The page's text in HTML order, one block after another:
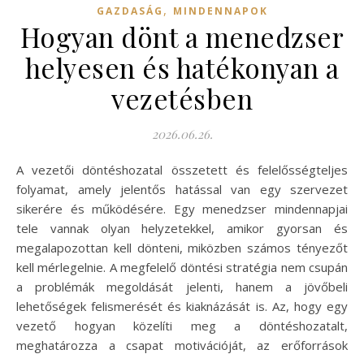
GAZDASÁG , MINDENNAPOK
Hogyan dönt a menedzser
helyesen és hatékonyan a
vezetésben
2026.06.26.
A vezetői döntéshozatal összetett és felelősségteljes
folyamat, amely jelentős hatással van egy szervezet
sikerére és működésére. Egy menedzser mindennapjai
tele vannak olyan helyzetekkel, amikor gyorsan és
megalapozottan kell dönteni, miközben számos tényezőt
kell mérlegelnie. A megfelelő döntési stratégia nem csupán
a problémák megoldását jelenti, hanem a jövőbeli
lehetőségek felismerését és kiaknázását is. Az, hogy egy
vezető hogyan közelíti meg a döntéshozatalt,
meghatározza a csapat motivációját, az erőforrások